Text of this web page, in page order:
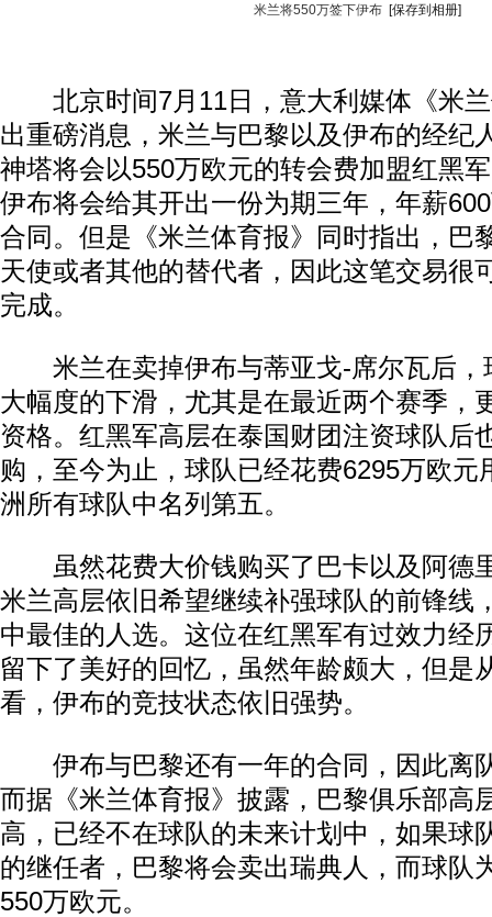
米兰将550万签下伊布 [保存到相册]
北京时间7月11日，意大利媒体《米兰
出重磅消息，米兰与巴黎以及伊布的经纪
神塔将会以550万欧元的转会费加盟红黑
伊布将会给其开出一份为期三年，年薪
合同。但是《米兰体育报》同时指出，巴
天使或者其他的替代者，因此这笔交易很
完成。
米兰在卖掉伊布与蒂亚戈-席尔瓦后，
大幅度的下滑，尤其是在最近两个赛季，
资格。红黑军高层在泰国财团注资球队后
购，至今为止，球队已经花费6295万欧元
洲所有球队中名列第五。
虽然花费大价钱购买了巴卡以及阿德
米兰高层依旧希望继续补强球队的前锋线
中最佳的人选。这位在红黑军有过效力经
留下了美好的回忆，虽然年龄颇大，但是
看，伊布的竞技状态依旧强势。
伊布与巴黎还有一年的合同，因此离
而据《米兰体育报》披露，巴黎俱乐部高
高，已经不在球队的未来计划中，如果球
的继任者，巴黎将会卖出瑞典人，而球队
550万欧元。